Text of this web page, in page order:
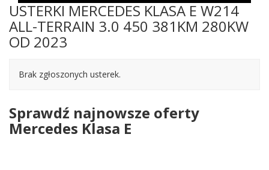
USTERKI MERCEDES KLASA E W214
ALL-TERRAIN 3.0 450 381KM 280KW
OD 2023
Brak zgłoszonych usterek.
Sprawdź najnowsze oferty
Mercedes Klasa E